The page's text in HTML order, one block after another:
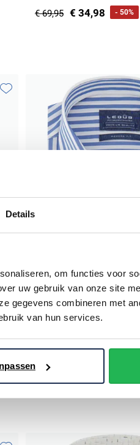
Details
om functies voor
uw gebruik van onze site
gegevens combineren met
van hun services.
€ 69,95 € 34,98 - 50%
Toevoegen aan favorieten
Gestreept overhemd
€ 79,95